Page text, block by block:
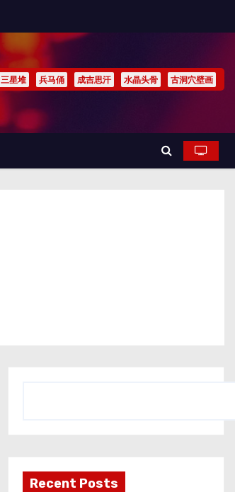
三星堆 兵马俑 成吉思汗 水晶头骨 古洞穴壁画
Recent Posts